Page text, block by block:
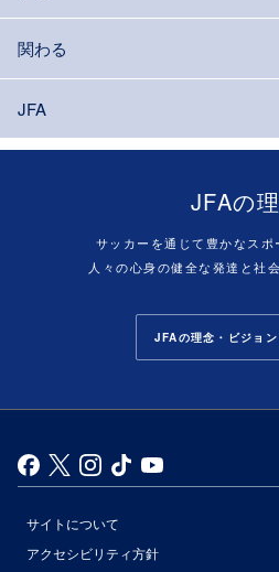
関わる
JFA
JFAの
サッカーを通じて豊かなスポ
人々の心身の健全な発達と社
JFAの理念・ビジョ
サイトについて
アクセシビリティ方針